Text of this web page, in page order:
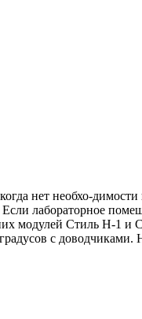
нет необхо-
лабораторное
модулей Стиль Н-
с